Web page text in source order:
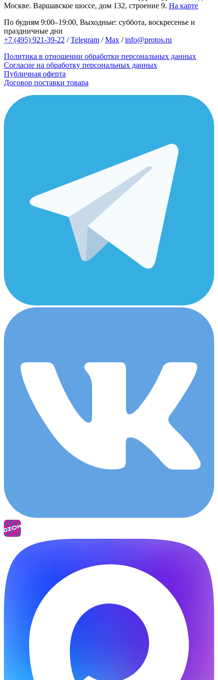
Москве. Варшавское шоссе, дом 132, строение 9. На карте
По будням 9:00–19:00, Выходные: суббота, воскресенье и
праздничные дни
+7 (495) 921-39-22 /Telegram /Max /info@protos.ru
Политика в отношении обработки персональных данных
Согласие на обработку персональных данных
Публичная оферта
Договор поставки товара